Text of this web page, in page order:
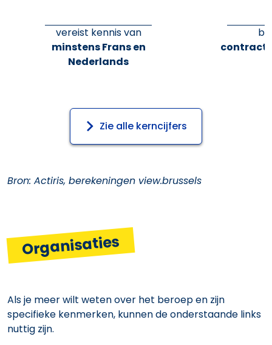
vereist kennis van
minstens Frans en
Nederlands
contract
Zie alle kerncijfers
Bron: Actiris, berekeningen view.brussels
Organisaties
Als je meer wilt weten over het beroep en zijn
specifieke kenmerken, kunnen de onderstaande links
nuttig zijn.